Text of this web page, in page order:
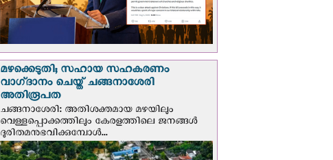
മഴക്കെടുതി; സഹായ സഹകരണം
വാഗ്‌ദാനം ചെയ്ത് ചങ്ങനാശേരി
അതിരൂപത
ചങ്ങനാശേരി: അതിശക്തമായ മഴയിലും
വെള്ളപ്പൊക്കത്തിലും കേരളത്തിലെ ജനങ്ങൾ
ദുരിതമനുഭവിക്കുമ്പോൾ...